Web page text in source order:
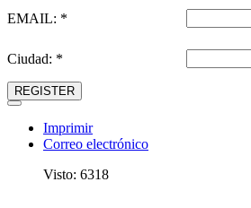
EMAIL: *
Ciudad: *
REGISTER
Imprimir
Correo electrónico
Visto: 6318